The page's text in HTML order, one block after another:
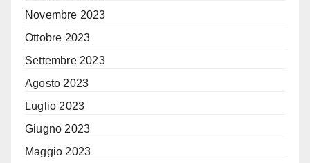
Novembre 2023
Ottobre 2023
Settembre 2023
Agosto 2023
Luglio 2023
Giugno 2023
Maggio 2023